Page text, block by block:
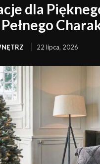
dla
22 lipca, 2026